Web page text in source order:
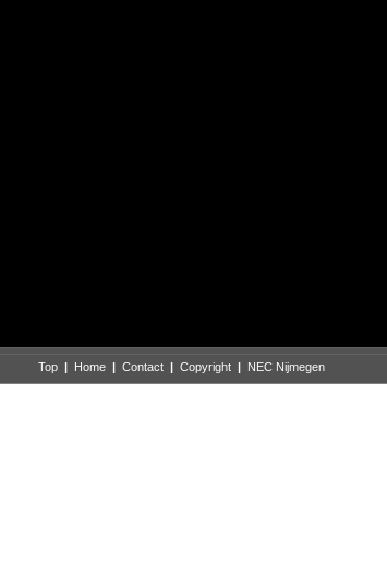
Top | Home | Contact | Copyright | NEC Nijmegen